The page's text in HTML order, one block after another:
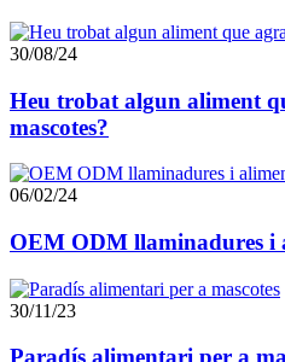
30/08/24
Heu trobat algun aliment
mascotes?
06/02/24
OEM ODM llaminadures i
30/11/23